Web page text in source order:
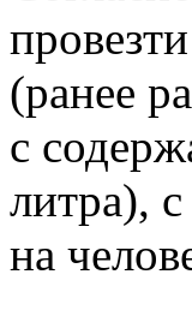
(ранее
с
литра),
на